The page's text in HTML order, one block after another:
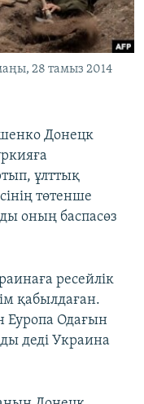
28 тамыз 2014
Донецк
ұлттық
төтенше
оның баспасөз
ресейлік
қабылдаған.
Еуропа Одағын
деді Украина